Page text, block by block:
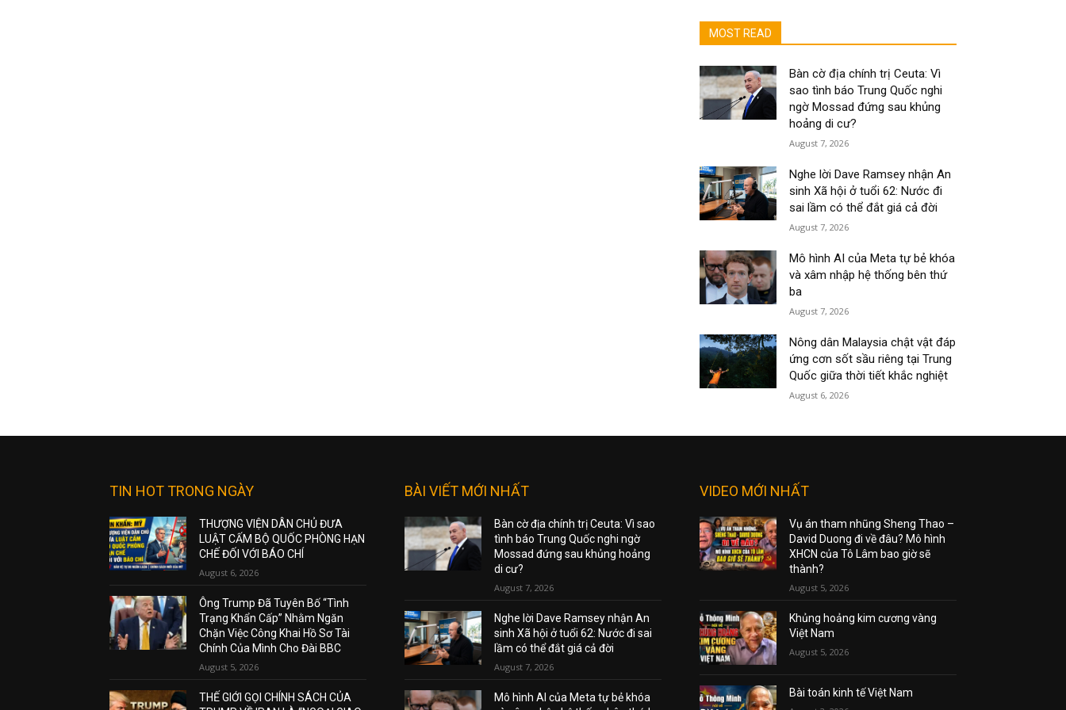
MOST READ
Bàn cờ địa chính trị Ceuta: Vì
sao tình báo Trung Quốc nghi
ngờ Mossad đứng sau khủng
hoảng di cư?
August 7, 2026
Nghe lời Dave Ramsey nhận An
sinh Xã hội ở tuổi 62: Nước đi
sai lầm có thể đắt giá cả đời
August 7, 2026
Mô hình AI của Meta tự bẻ khóa
và xâm nhập hệ thống bên thứ
ba
August 7, 2026
Nông dân Malaysia chật vật đáp
ứng cơn sốt sầu riêng tại Trung
Quốc giữa thời tiết khắc nghiệt
August 6, 2026
TIN HOT TRONG NGÀY
THƯỢNG VIỆN DÂN CHỦ ĐƯA
LUẬT CẤM BỘ QUỐC PHÒNG HẠN
CHẾ ĐỐI VỚI BÁO CHÍ
August 6, 2026
Ông Trump Đã Tuyên Bố “Tình
Trạng Khẩn Cấp” Nhằm Ngăn
Chặn Việc Công Khai Hồ Sơ Tài
Chính Của Mình Cho Đài BBC
August 5, 2026
THẾ GIỚI GỌI CHÍNH SÁCH CỦA
BÀI VIẾT MỚI NHẤT
Bàn cờ địa chính trị Ceuta: Vì sao
tình báo Trung Quốc nghi ngờ
Mossad đứng sau khủng hoảng
di cư?
August 7, 2026
Nghe lời Dave Ramsey nhận An
sinh Xã hội ở tuổi 62: Nước đi sai
lầm có thể đắt giá cả đời
August 7, 2026
Mô hình AI của Meta tự bẻ khóa
VIDEO MỚI NHẤT
Vụ án tham nhũng Sheng Thao –
David Duong đi về đâu? Mô hình
XHCN của Tô Lâm bao giờ sẽ
thành?
August 5, 2026
Khủng hoảng kim cương vàng
Việt Nam
August 5, 2026
Bài toán kinh tế Việt Nam